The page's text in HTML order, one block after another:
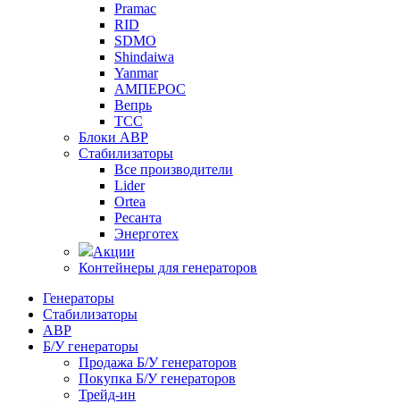
Pramac
RID
SDMO
Shindaiwa
Yanmar
АМПЕРОС
Вепрь
ТСС
Блоки АВР
Стабилизаторы
Все производители
Lider
Ortea
Ресанта
Энерготех
Акции
Контейнеры для генераторов
Генераторы
Стабилизаторы
АВР
Б/У генераторы
Продажа Б/У генераторов
Покупка Б/У генераторов
Трейд-ин